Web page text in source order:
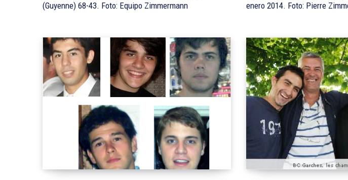
(Guyenne) 68-43. Foto: Equipo Zimmermann
enero 2014. Foto: Pierre